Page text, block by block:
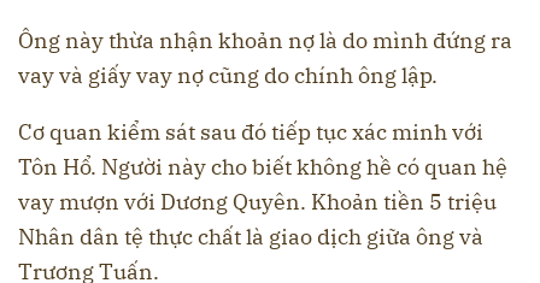
Ông này thừa nhận khoản nợ là do mình đứng ra
vay và giấy vay nợ cũng do chính ông lập.
Cơ quan kiểm sát sau đó tiếp tục xác minh với
Tôn Hổ. Người này cho biết không hề có quan hệ
vay mượn với Dương Quyên. Khoản tiền 5 triệu
Nhân dân tệ thực chất là giao dịch giữa ông và
Trương Tuấn.